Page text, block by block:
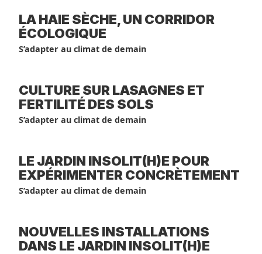
LA HAIE SÈCHE, UN CORRIDOR
ÉCOLOGIQUE
S’adapter au climat de demain
CULTURE SUR LASAGNES ET
FERTILITÉ DES SOLS
S’adapter au climat de demain
LE JARDIN INSOLIT(H)E POUR
EXPÉRIMENTER CONCRÈTEMENT
S’adapter au climat de demain
NOUVELLES INSTALLATIONS
DANS LE JARDIN INSOLIT(H)E